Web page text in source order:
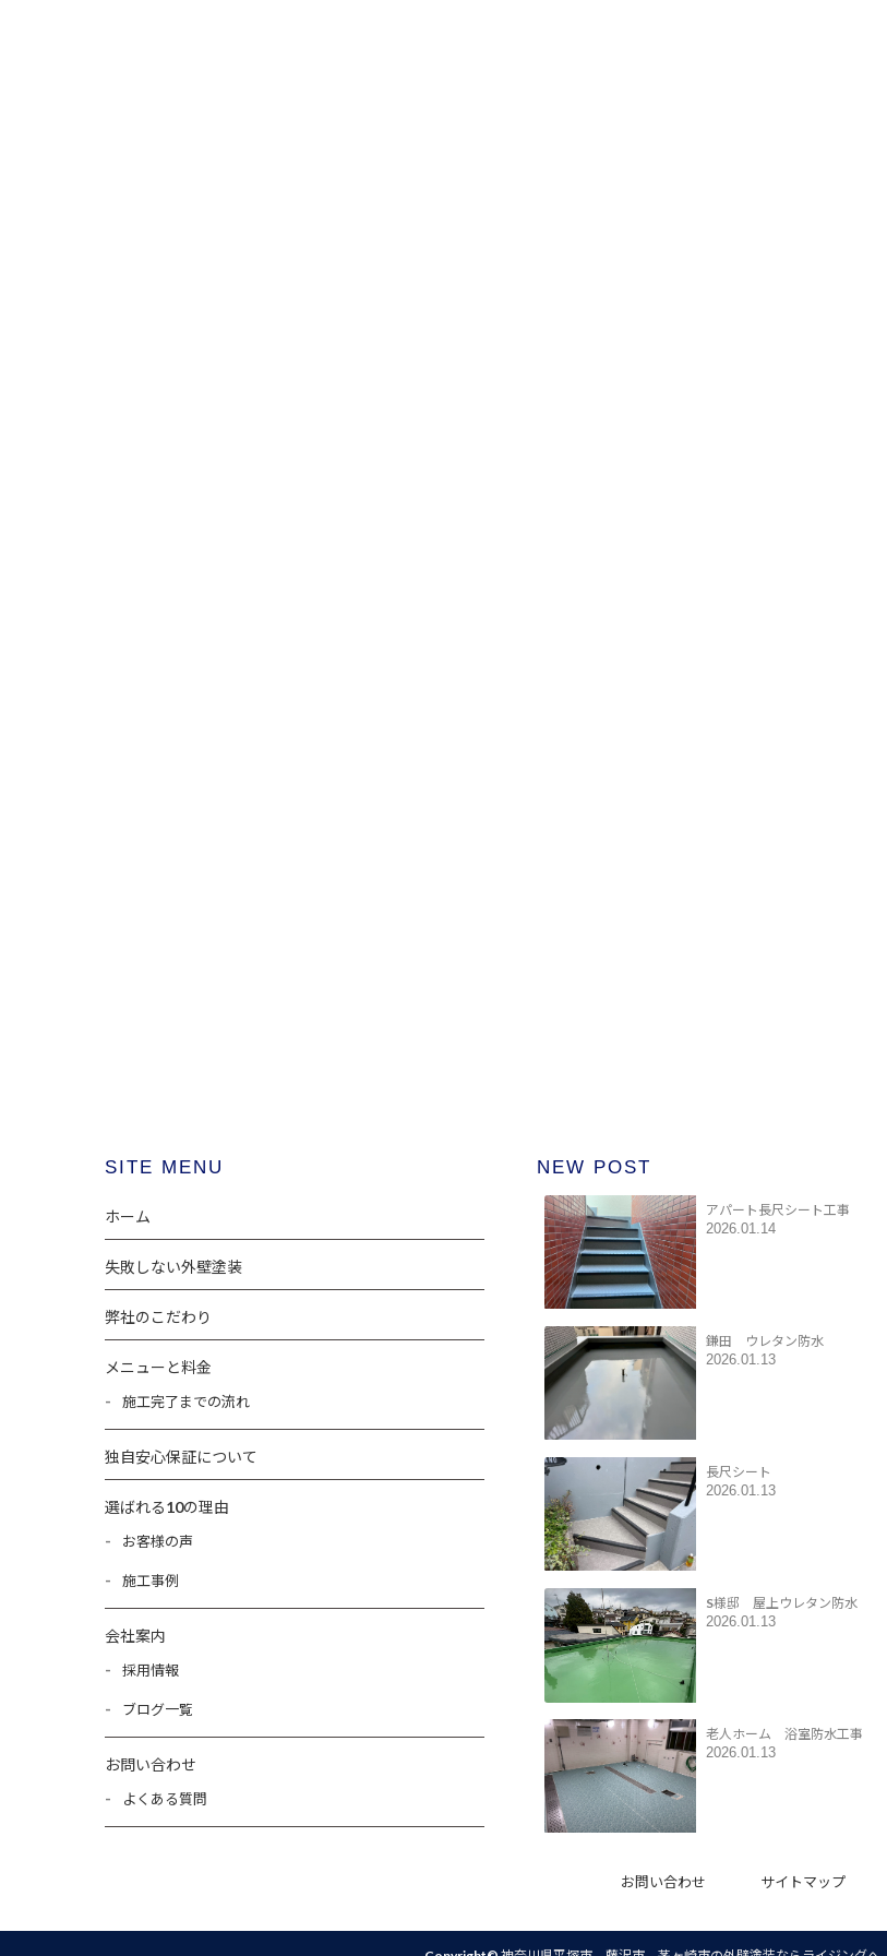
SITE MENU
ホーム
失敗しない外壁塗装
弊社のこだわり
メニューと料金
施工完了までの流れ
独自安心保証について
選ばれる10の理由
お客様の声
施工事例
会社案内
採用情報
ブログ一覧
お問い合わせ
よくある質問
NEW POST
アパート長尺シート工事
2026.01.14
鎌田 ウレタン防水
2026.01.13
長尺シート
2026.01.13
S様邸 屋上ウレタン防水
2026.01.13
老人ホーム 浴室防水工事
2026.01.13
お問い合わせ サイトマップ